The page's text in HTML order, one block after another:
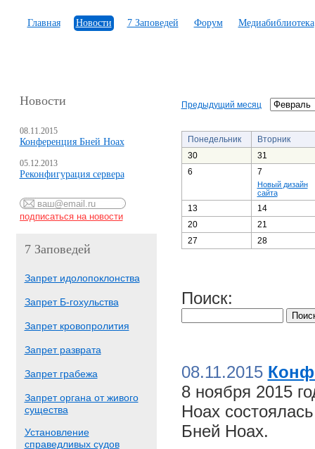
Главная Новости 7 Заповедей Форум Медиабиблиотека
Новости
08.11.2015
Конференция Бней Ноах
05.12.2013
Реконфигурация сервера
7 Заповедей
Запрет идолопоклонства
Запрет Б-гохульства
Запрет кровопролития
Запрет разврата
Запрет грабежа
Запрет органа от живого
существа
Установление
справедливых судов
Предыдущий месяц
Понедельник
Вторник
30
31
6
7
Новый дизайн
сайта
13
14
20
21
27
28
Поиск:
08.11.2015
8 ноября 2015
Ноах
Бней Ноах.